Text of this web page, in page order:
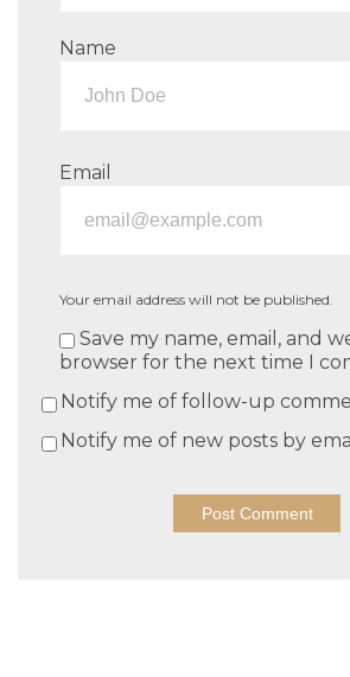
Name
Email
Your email address will not be published.
Save my name, email, and
browser for the next time I
Notify me of follow-up
Notify me of new posts by